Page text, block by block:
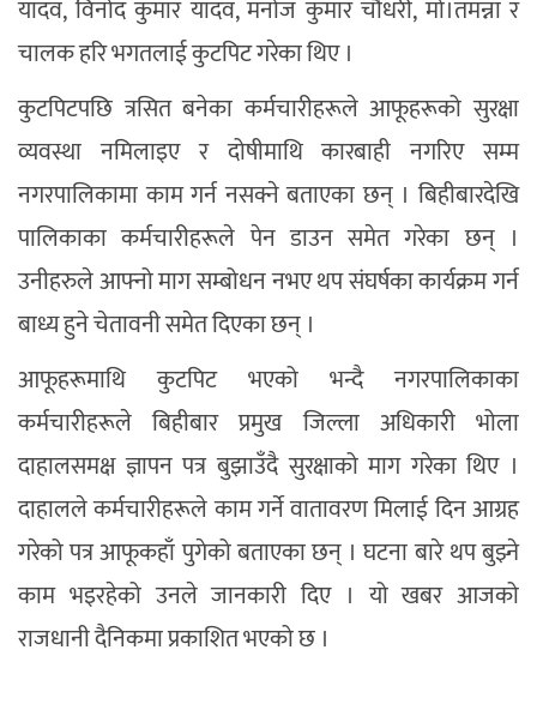
यादव, विनोद कुमार यादव, मनोज कुमार चौधरी, मो।तमन्ना र
चालक हरि भगतलाई कुटपिट गरेका थिए ।
कुटपिटपछि त्रसित बनेका कर्मचारीहरूले आफूहरूको सुरक्षा
व्यवस्था नमिलाइए र दोषीमाथि कारबाही नगरिए सम्म
नगरपालिकामा काम गर्न नसक्ने बताएका छन् । बिहीबारदेखि
पालिकाका कर्मचारीहरूले पेन डाउन समेत गरेका छन् ।
उनीहरुले आफ्नो माग सम्बोधन नभए थप संघर्षका कार्यक्रम गर्न
बाध्य हुने चेतावनी समेत दिएका छन् ।
आफूहरूमाथि कुटपिट भएको भन्दै नगरपालिकाका
कर्मचारीहरूले बिहीबार प्रमुख जिल्ला अधिकारी भोला
दाहालसमक्ष ज्ञापन पत्र बुझाउँदै सुरक्षाको माग गरेका थिए ।
दाहालले कर्मचारीहरूले काम गर्ने वातावरण मिलाई दिन आग्रह
गरेको पत्र आफूकहाँ पुगेको बताएका छन् । घटना बारे थप बुझ्ने
काम भइरहेको उनले जानकारी दिए । यो खबर आजको
राजधानी दैनिकमा प्रकाशित भएको छ ।